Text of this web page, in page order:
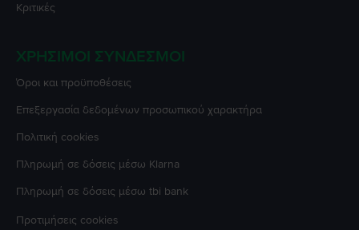
Κριτικές
ΧΡΉΣΙΜΟΙ ΣΎΝΔΕΣΜΟΙ
Όροι και προϋποθέσεις
Επεξεργασία δεδομένων προσωπικού χαρακτήρα
Πολιτική cookies
Πληρωμή σε δόσεις μέσω Klarna
Πληρωμή σε δόσεις μέσω tbi bank
Προτιμήσεις cookies